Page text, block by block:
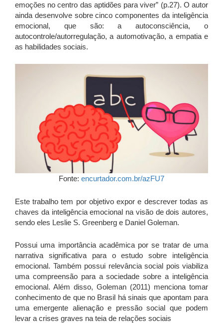
emoções no centro das aptidões para viver” (p.27). O autor
ainda desenvolve sobre cinco componentes da inteligência
emocional, que são: a autoconsciência, o
autocontrole/autorregulação, a automotivação, a empatia e
as habilidades sociais.
Fonte: encurtador.com.br/azFU7
Este trabalho tem por objetivo expor e descrever todas as
chaves da inteligência emocional na visão de dois autores,
sendo eles Leslie S. Greenberg e Daniel Goleman.
Possui uma importância acadêmica por se tratar de uma
narrativa significativa para o estudo sobre inteligência
emocional. Também possui relevância social pois viabiliza
uma compreensão para a sociedade sobre a inteligência
emocional. Além disso, Goleman (2011) menciona tomar
conhecimento de que no Brasil há sinais que apontam para
uma emergente alienação e pressão social que podem
levar a crises graves na teia de relações sociais